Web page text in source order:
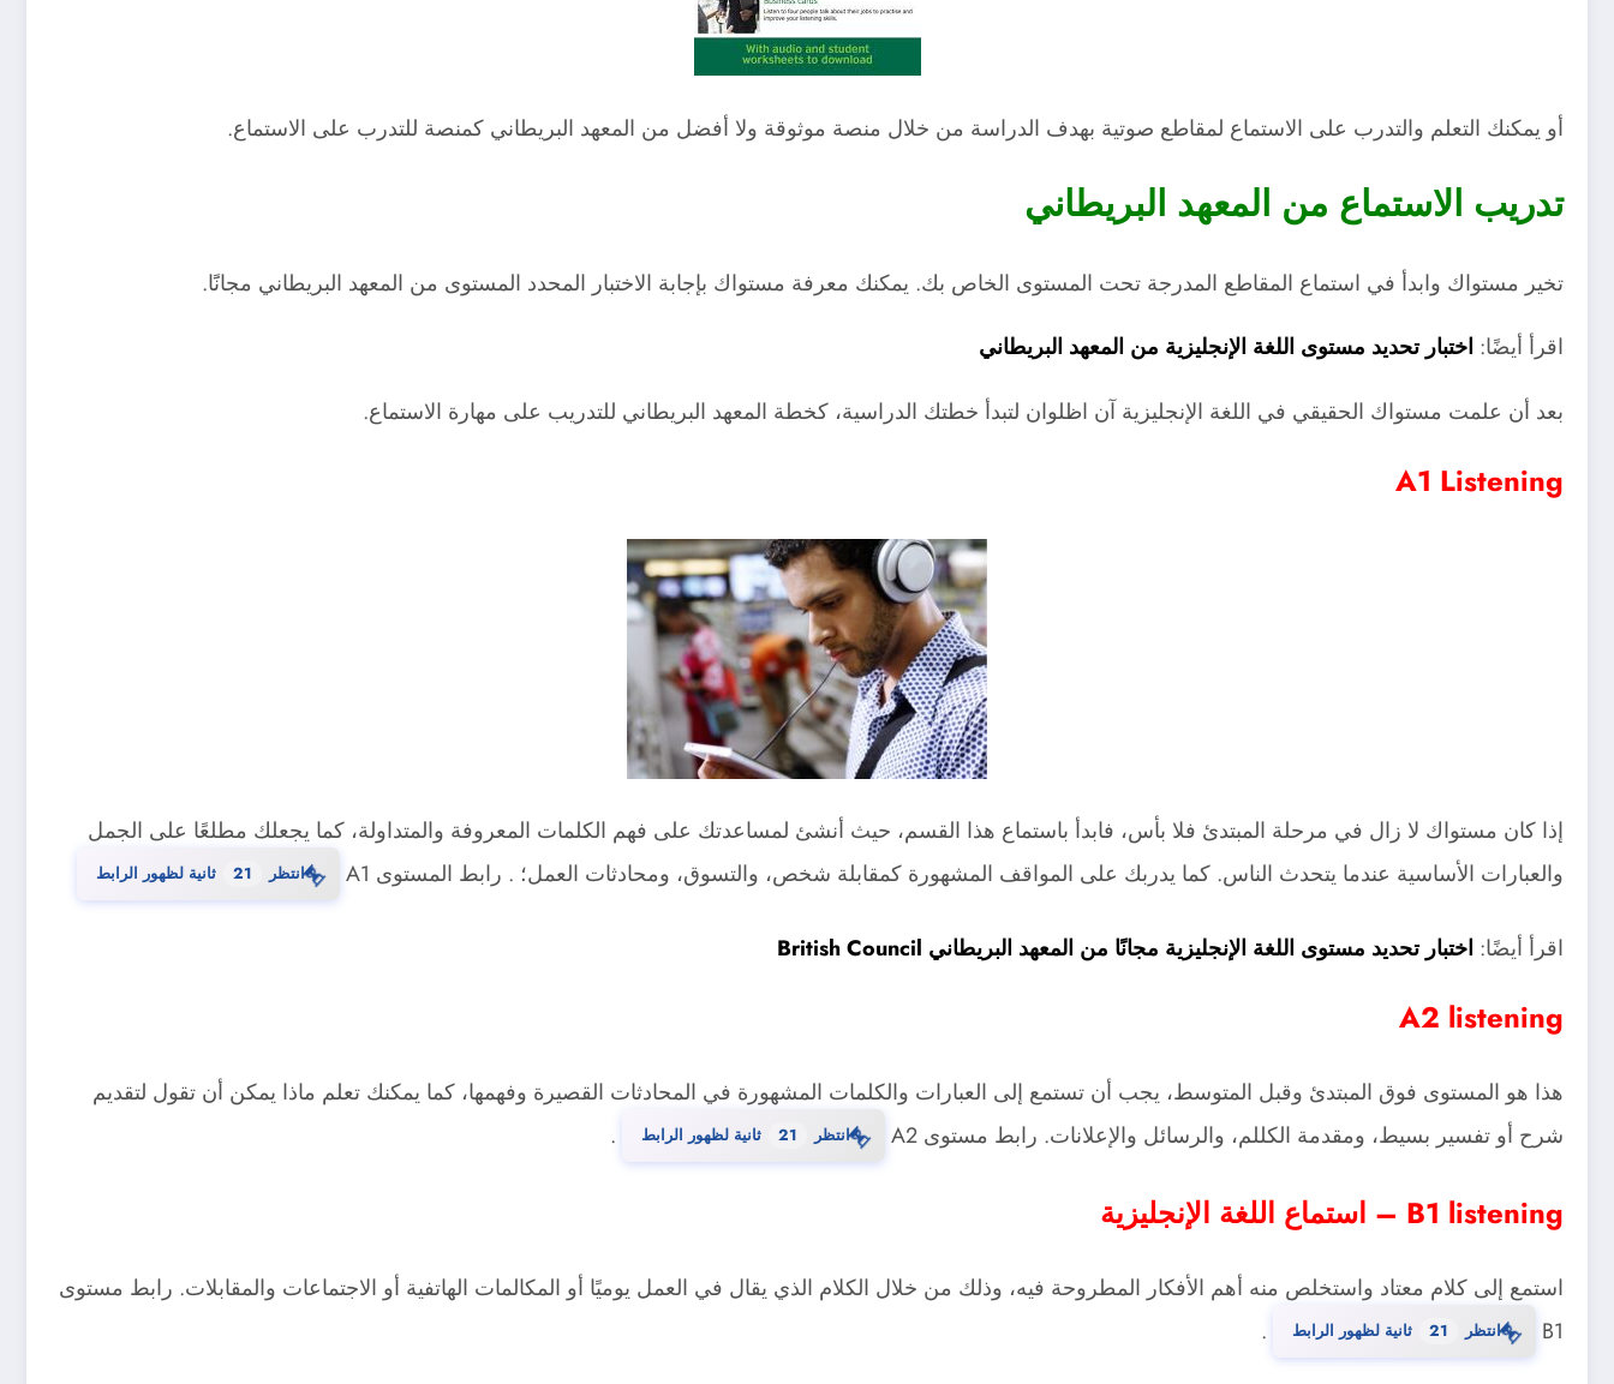
أو يمكنك التعلم والتدرب على الاستماع لمقاطع صوتية بهدف الدراسة من خلال منصة موثوقة ولا أفضل من المعهد البريطاني كمنصة للتدرب على الاستماع.
تدريب الاستماع من المعهد البريطاني
تخير مستواك وابدأ في استماع المقاطع المدرجة تحت المستوى الخاص بك. يمكنك معرفة مستواك بإجابة الاختبار المحدد المستوى من المعهد البريطاني مجانًَا.
اقرأ أيضًا: اختبار تحديد مستوى اللغة الإنجليزية من المعهد البريطاني
بعد أن علمت مستواك الحقيقي في اللغة الإنجليزية آن اظلوان لتبدأ خطتك الدراسية، كخطة المعهد البريطاني للتدريب على مهارة الاستماع.
A1 Listening
إذا كان مستواك لا زال في مرحلة المبتدئ فلا بأس، فابدأ باستماع هذا القسم، حيث أنشئ لمساعدتك على فهم الكلمات المعروفة والمتداولة، كما يجعلك مطلعًا على الجمل
والعبارات الأساسية عندما يتحدث الناس. كما يدربك على المواقف المشهورة كمقابلة شخص، والتسوق، ومحادثات العمل؛ . رابط المستوى A1
⏳انتظر 20 ثانية لظهور الرابط
اقرأ أيضًا: اختبار تحديد مستوى اللغة الإنجليزية مجانًا من المعهد البريطاني British Council
A2 listening
هذا هو المستوى فوق المبتدئ وقبل المتوسط، يجب أن تستمع إلى العبارات والكلمات المشهورة في المحادثات القصيرة وفهمها، كما يمكنك تعلم ماذا يمكن أن تقول لتقديم
شرح أو تفسير بسيط، ومقدمة الكللم، والرسائل والإعلانات. رابط مستوى A2
⏳انتظر 20 ثانية لظهور الرابط .
B1 listening – استماع اللغة الإنجليزية
استمع إلى كلام معتاد واستخلص منه أهم الأفكار المطروحة فيه، وذلك من خلال الكلام الذي يقال في العمل يوميًا أو المكالمات الهاتفية أو الاجتماعات والمقابلات. رابط مستوى
B1
⏳انتظر 20 ثانية لظهور الرابط .